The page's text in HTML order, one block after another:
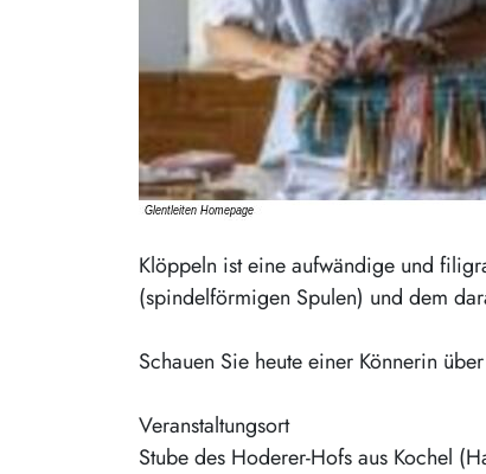
Klöppeln ist eine aufwändige und
(spindelförmigen Spulen) und dem
Schauen Sie heute einer Könnerin
Veranstaltungsort
Stube des Hoderer-Hofs aus Kochel